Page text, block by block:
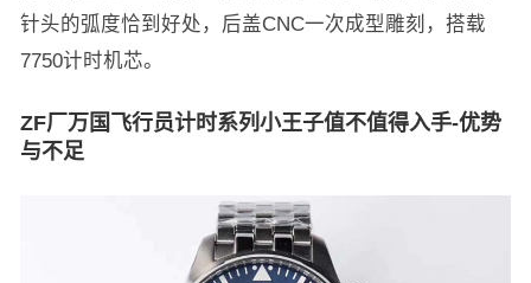
针头的弧度恰到好处，后盖CNC一次成型雕刻，搭载
7750计时机芯。
ZF厂万国飞行员计时系列小王子值不值得入手-优势
与不足